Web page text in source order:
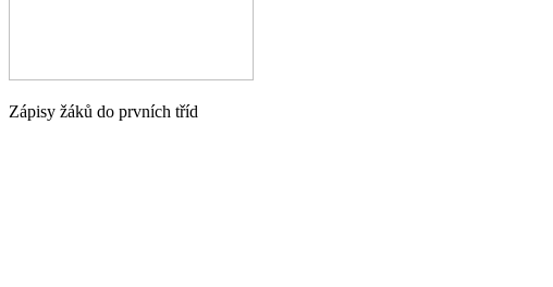
Zápisy žáků do prvních tříd